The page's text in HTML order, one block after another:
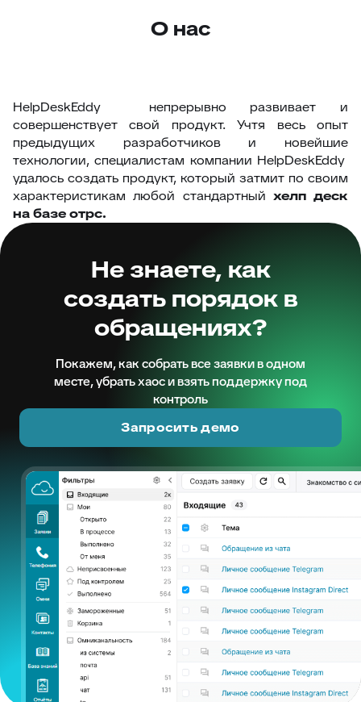
О нас
HelpDeskEddy непрерывно развивает и
совершенствует свой продукт. Учтя весь опыт
предыдущих разработчиков и новейшие
технологии, специалистам компании HelpDeskEddy
удалось создать продукт, который затмит по своим
характеристикам любой стандартный хелп деск
на базе отрс.
Не знаете, как
создать порядок в
обращениях?
Покажем, как собрать все заявки в одном
месте, убрать хаос и взять поддержку под
контроль
Запросить демо